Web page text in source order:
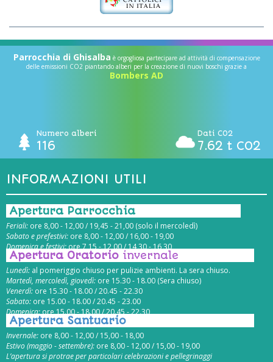
Parrocchia di Ghisalba è orgogliosa partecipare ad attività di compensazione
delle emissioni CO2 piantando alberi per la creazione di nuovi boschi grazie a
Bombers AD
Numero alberi
116
Dati CO2
7.62 t CO2
INFORMAZIONI UTILI
Apertura Parrocchia
Feriali: ore 8,00 - 12,00 / 19,45 - 21,00 (solo il mercoledì)
Sabato e prefestivi: ore 8,00 - 12,00 / 16,00 - 19,00
Domenica e festivi:ore 7,15 - 12,00 / 14,30 - 16,30
Apertura Oratorio invernale
Lunedì: al pomeriggio chiuso per pulizie ambienti. La sera chiuso.
Martedì, mercoledì, giovedì: ore 15.30 - 18.00 (Sera chiuso)
Venerdì: ore 15.30 - 18.00 / 20.45 - 22.30
Sabato: ore 15.00 - 18.00 / 20.45 - 23.00
Domenica:ore 15.00 - 18.00 / 20.45 - 22.30
Apertura Santuario
Invernale: ore 8,00 - 12,00 / 15,00 - 18,00
Estivo (maggio - settembre): ore 8,00 - 12,00 / 15,00 - 19,00
L’apertura si protrae per particolari celebrazioni e pellegrinaggi